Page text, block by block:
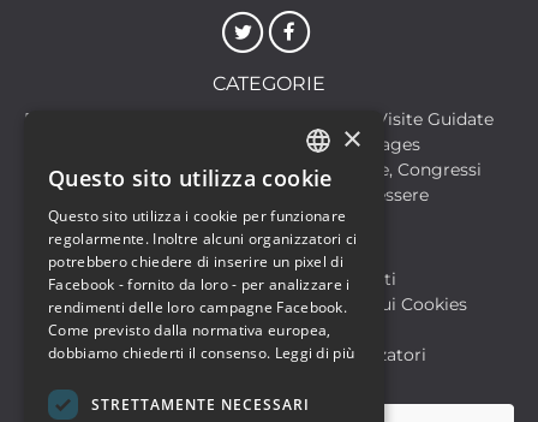
CATEGORIE
Discoteche
Escursioni & Visite Guidate
Food & Beverages
Formazione
Meeting, Fiere, Congressi
Musica, Eventi Live, Club
Salute & Benessere
Sport & Motori
Biglietteria SIAE
Archivio Eventi
Informativa sulla Privacy
Informativa sui Cookies
Condizioni di utilizzo
Help
FAQ Utenti
FAQ Organizzatori
ITALIAN
ENGLISH
×
Questo sito utilizza cookie
Questo sito utilizza i cookie per funzionare
regolarmente. Inoltre alcuni organizzatori ci
potrebbero chiedere di inserire un pixel di
Facebook - fornito da loro - per analizzare i
rendimenti delle loro campagne Facebook.
Come previsto dalla normativa europea,
dobbiamo chiederti il consenso. Leggi di più
STRETTAMENTE NECESSARI